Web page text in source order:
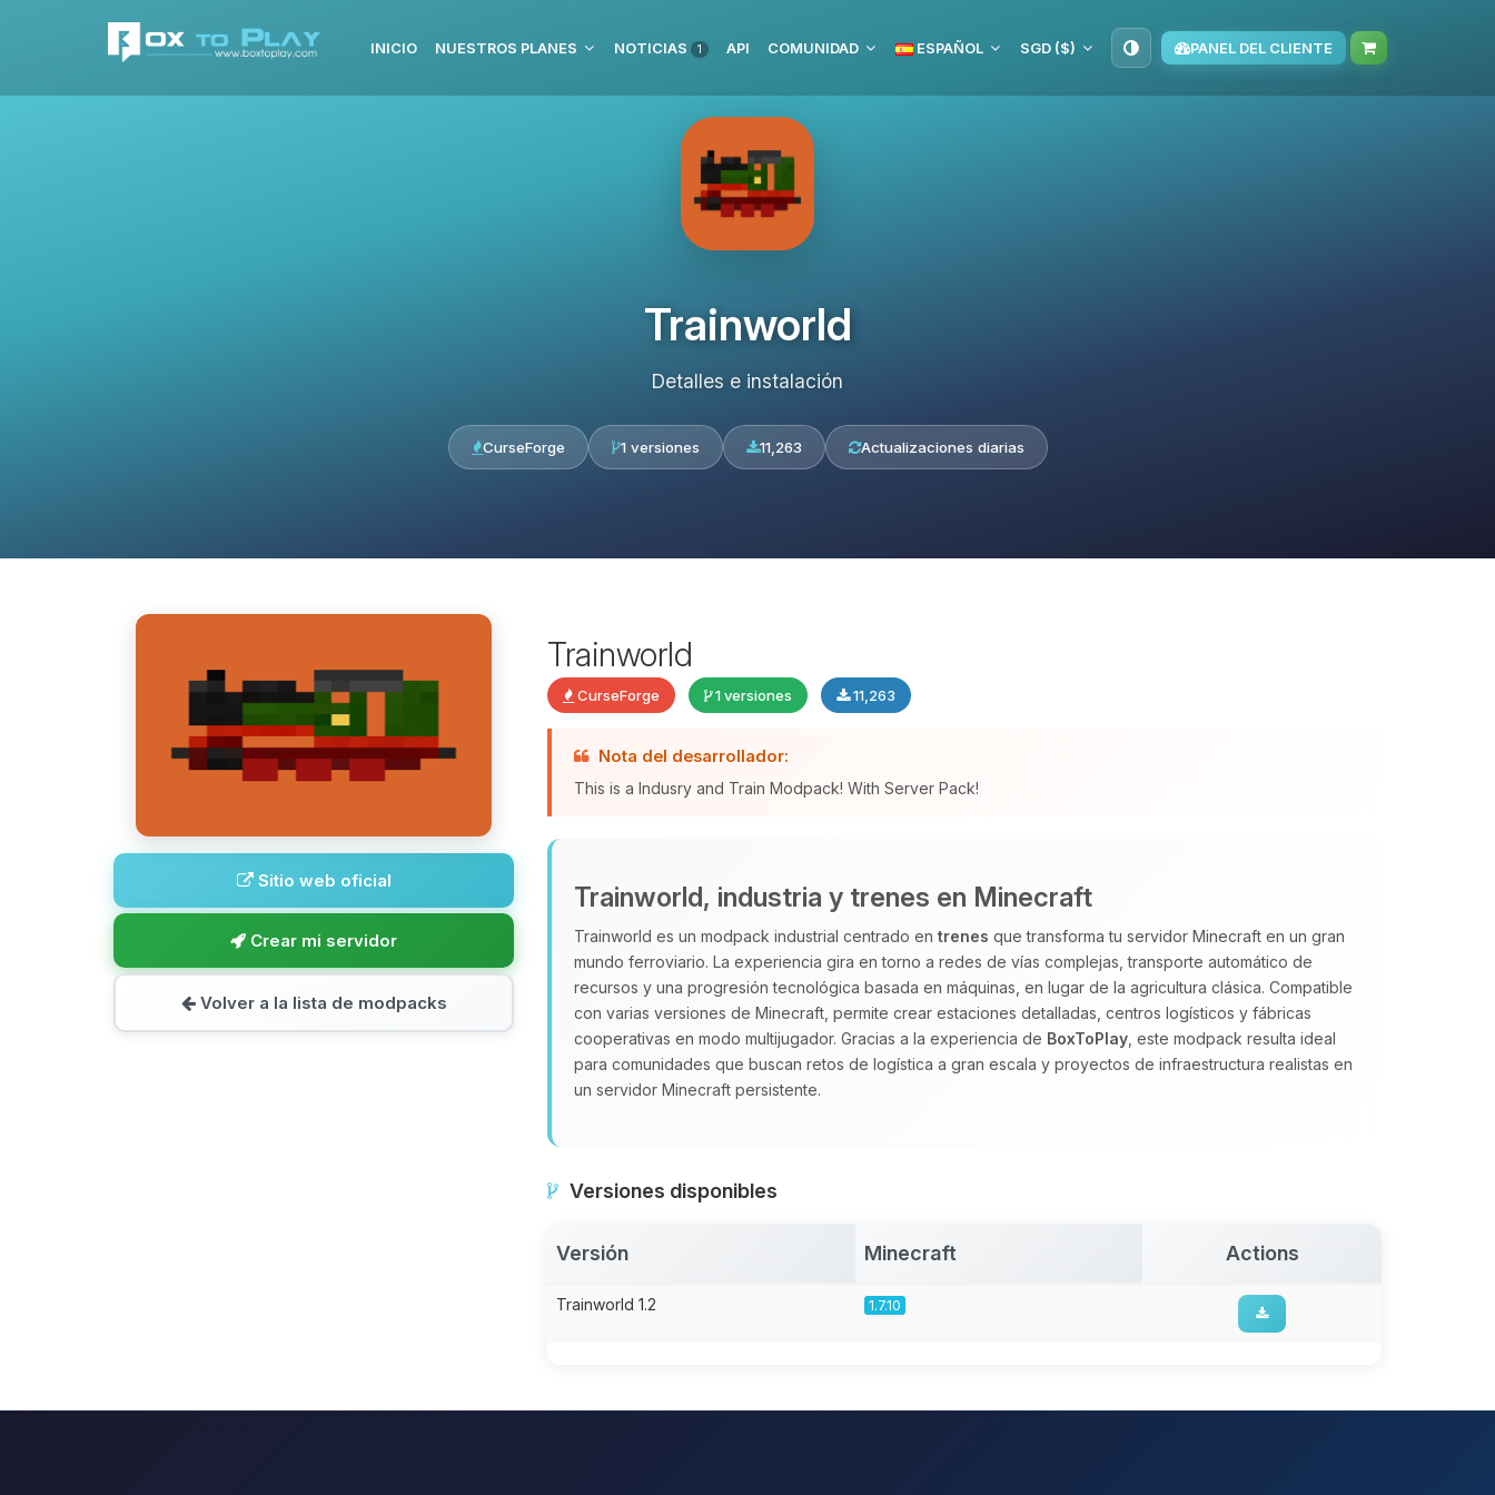
INICIO NUESTROS PLANES NOTICIAS 1 API COMUNIDAD ESPAÑOL SGD ($) PANEL DEL CLIENTE
Trainworld
Detalles e instalación
CurseForge 1 versiones 11,263 Actualizaciones diarias
Sitio web oficial
Crear mi servidor
Volver a la lista de modpacks
Trainworld
CurseForge 1 versiones 11,263
Nota del desarrollador:
This is a Indusry and Train Modpack! With Server Pack!
Trainworld, industria y trenes en Minecraft
Trainworld es un modpack industrial centrado en trenes que transforma tu servidor Minecraft en un gran
mundo ferroviario. La experiencia gira en torno a redes de vías complejas, transporte automático de
recursos y una progresión tecnológica basada en máquinas, en lugar de la agricultura clásica. Compatible
con varias versiones de Minecraft, permite crear estaciones detalladas, centros logísticos y fábricas
cooperativas en modo multijugador. Gracias a la experiencia de BoxToPlay , este modpack resulta ideal
para comunidades que buscan retos de logística a gran escala y proyectos de infraestructura realistas en
un servidor Minecraft persistente.
Versiones disponibles
Versión Minecraft Actions
Trainworld 1.2 1.7.10